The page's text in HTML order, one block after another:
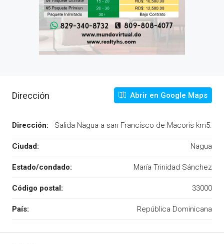
Dirección Abrir en Google Maps
Dirección: Salida Nagua a san Francisco de Macoris km5.
Ciudad: Nagua
Estado/condado: María Trinidad Sánchez
Código postal: 33000
País: República Dominicana